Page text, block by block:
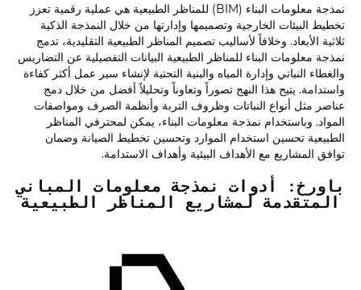
نمذجة معلومات البناء (BIM) للمناظر الطبيعية هي عملية رقمية تعزز
تخطيط البيئات الخارجية وتصميمها وإدارتها من خلال النمذجة الذكية
ثلاثية الأبعاد. وخلافاً لأساليب تصميم المناظر الطبيعية التقليدية، تدمج
نمذجة معلومات البناء للمناظر الطبيعية البيانات التفصيلية عن التضاريس
والغطاء النباتي وإدارة المياه والبنية التحتية لإنشاء سير عمل أكثر كفاءة
واستدامة. يتيح هذا النهج تصوراً وتعاوناً وتحليلاً أفضل من خلال دمج
عناصر مثل أنواع النباتات وظروف التربة وأنظمة الصرف ومواصفات
المواد. وباستخدام نمذجة معلومات البناء، يمكن لمحترفي المناظر
الطبيعية تحسين استخدام الموارد وتحسين تخطيط الصيانة وضمان
توافق المشاريع مع الأهداف البيئية وأهداف الاستدامة.
باورخ: أدوات نمذجة معلومات المباني
المتقدمة لمشاريع المناظر الطبيعية